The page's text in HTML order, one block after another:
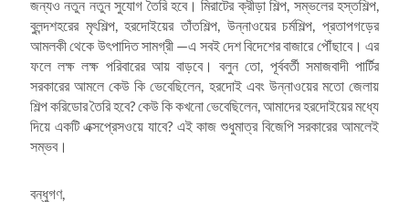
জন্যও নতুন নতুন সুযোগ তৈরি হবে। মিরাটের ক্রীড়া শিল্প, সম্ভলের হস্তশিল্প,
বুলন্দশহরের মৃৎশিল্প, হরদোইয়ের তাঁতশিল্প, উন্নাওয়ের চর্মশিল্প, প্রতাপগড়ের
আমলকী থেকে উৎপাদিত সামগ্রী —এ সবই দেশ বিদেশের বাজারে পৌঁছাবে। এর
ফলে লক্ষ লক্ষ পরিবারের আয় বাড়বে। বলুন তো, পূর্ববর্তী সমাজবাদী পার্টির
সরকারের আমলে কেউ কি ভেবেছিলেন, হরদোই এবং উন্নাওয়ের মতো জেলায়
শিল্প করিডোর তৈরি হবে? কেউ কি কখনো ভেবেছিলেন, আমাদের হরদোইয়ের মধ্যে
দিয়ে একটি এক্সপ্রেসওয়ে যাবে? এই কাজ শুধুমাত্র বিজেপি সরকারের আমলেই
সম্ভব।
বন্ধুগণ,